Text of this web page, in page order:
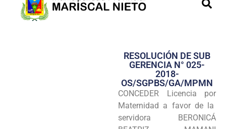
Transparencia
Seguridad
Programas
RESOLUCIÓN DE SUB
GERENCIA N° 025-
2018-
OS/SGPBS/GA/MPMN
CONCEDER Licencia por
Maternidad a favor de la
servidora BERONICÁ